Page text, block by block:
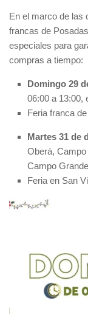
En el marco de las
francas de
especiales para
compras a tiempo:
Domingo 29
06:00 a 13:00,
Feria franca
Martes 31 de
Oberá, Campo
Campo
Feria en San